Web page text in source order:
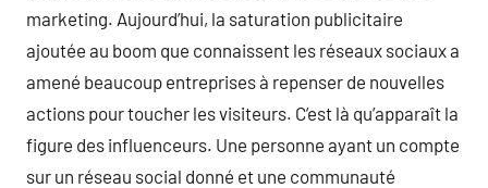
marketing. Aujourd’hui, la saturation publicitaire
ajoutée au boom que connaissent les réseaux sociaux a
amené beaucoup entreprises à repenser de nouvelles
actions pour toucher les visiteurs. C’est là qu’apparaît la
figure des influenceurs. Une personne ayant un compte
sur un réseau social donné et une communauté